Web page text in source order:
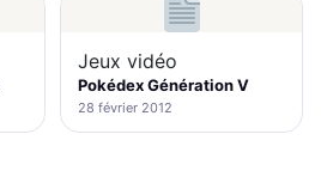
Jeux vidéo
Pokédex Génération V
28 février 2012